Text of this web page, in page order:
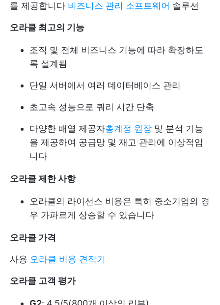
를 제공합니다 비즈니스 관리 소프트웨어 솔루션
오라클 최고의 기능
조직 및 전체 비즈니스 기능에 따라 확장하도
록 설계됨
단일 서버에서 여러 데이터베이스 관리
초고속 성능으로 쿼리 시간 단축
다양한 배열 제공자총계정 원장 및 분석 기능
을 제공하여 공급망 및 재고 관리에 이상적입
니다
오라클 제한 사항
오라클의 라이선스 비용은 특히 중소기업의 경
우 가파르게 상승할 수 있습니다
오라클 가격
사용 오라클 비용 견적기
오라클 고객 평가